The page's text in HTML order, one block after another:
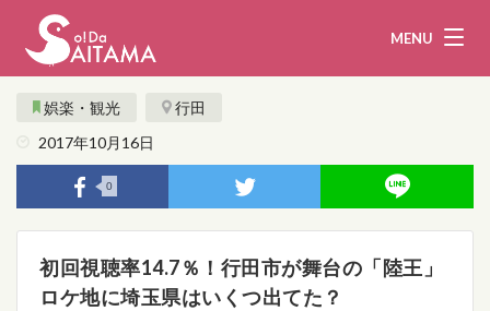
MENU
娯楽・観光
企業・団体 教育・医療
行政 まとめ！
娯楽・観光
行田
2017年10月16日
0
初回視聴率14.7％！行田市が舞台の「陸王」
ロケ地に埼玉県はいくつ出てた？